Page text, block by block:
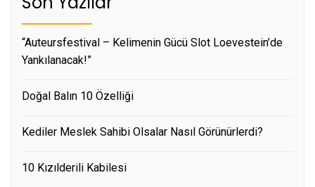
“Auteursfestival – Kelimenin Gücü Slot Loevestein’de
Yankılanacak!”
Doğal Balın 10 Özelliği
Kediler Meslek Sahibi Olsalar Nasıl Görünürlerdi?
10 Kızılderili Kabilesi